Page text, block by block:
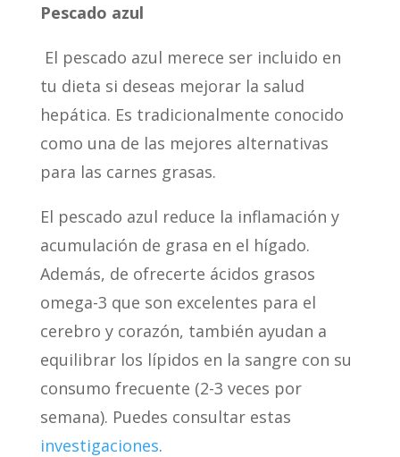
Pescado azul
El pescado azul merece ser incluido en
tu dieta si deseas mejorar la salud
hepática. Es tradicionalmente conocido
como una de las mejores alternativas
para las carnes grasas.
El pescado azul reduce la inflamación y
acumulación de grasa en el hígado.
Además, de ofrecerte ácidos grasos
omega-3 que son excelentes para el
cerebro y corazón, también ayudan a
equilibrar los lípidos en la sangre con su
consumo frecuente (2-3 veces por
semana). Puedes consultar estas
investigaciones.